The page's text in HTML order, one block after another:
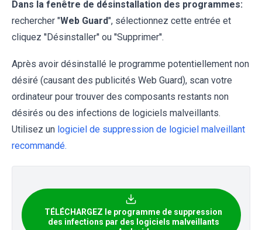
Dans la fenêtre de désinstallation des programmes:
rechercher "Web Guard", sélectionnez cette entrée et
cliquez ''Désinstaller'' ou ''Supprimer''.
Après avoir désinstallé le programme potentiellement non
désiré (causant des publicités Web Guard), scan votre
ordinateur pour trouver des composants restants non
désirés ou des infections de logiciels malveillants.
Utilisez un logiciel de suppression de logiciel malveillant
recommandé.
TÉLÉCHARGEZ le programme de suppression
des infections par des logiciels malveillants